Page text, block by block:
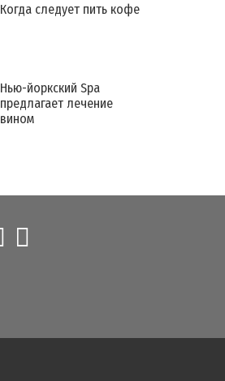
Когда следует пить кофе
Нью-йоркский Spa
предлагает лечение
вином